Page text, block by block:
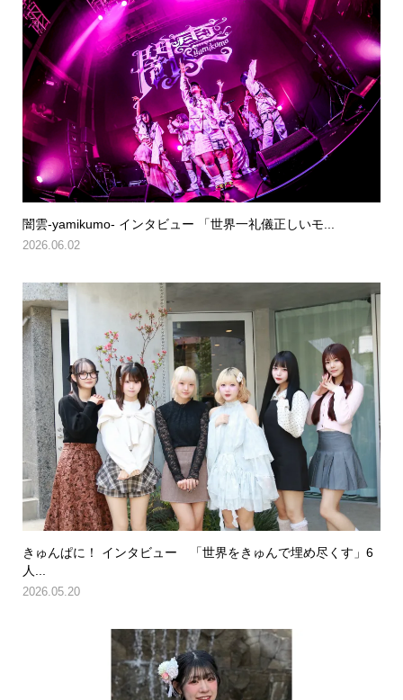
闇雲-yamikumo- インタビュー 「世界一礼儀正しいモ...
2026.06.02
きゅんぱに！ インタビュー 「世界をきゅんで埋め尽くす」6
人...
2026.05.20